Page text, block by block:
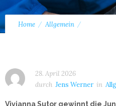
Home Allgemein
28. April 2026
durch Jens Werner in
Vivianna Sutor gewinnt die